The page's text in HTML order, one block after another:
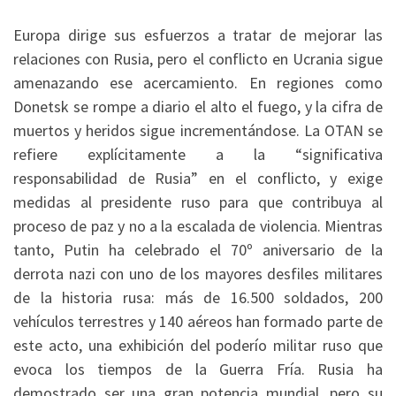
Europa dirige sus esfuerzos a tratar de mejorar las
relaciones con Rusia, pero el conflicto en Ucrania sigue
amenazando ese acercamiento. En regiones como
Donetsk se rompe a diario el alto el fuego, y la cifra de
muertos y heridos sigue incrementándose. La OTAN se
refiere explícitamente a la “significativa
responsabilidad de Rusia” en el conflicto, y exige
medidas al presidente ruso para que contribuya al
proceso de paz y no a la escalada de violencia. Mientras
tanto, Putin ha celebrado el 70º aniversario de la
derrota nazi con uno de los mayores desfiles militares
de la historia rusa: más de 16.500 soldados, 200
vehículos terrestres y 140 aéreos han formado parte de
este acto, una exhibición del poderío militar ruso que
evoca los tiempos de la Guerra Fría. Rusia ha